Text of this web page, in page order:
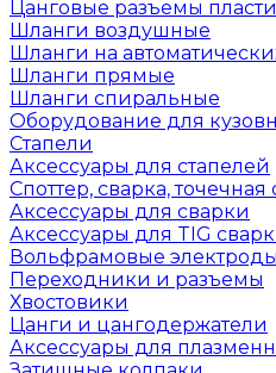
Цанговые разъемы
Шланги воздушные
Шланги на
Шланги прямые
Шланги спиральные
Оборудование для
Стапели
Аксессуары для стапелей
Споттер, сварка, точечная
Аксессуары для сварки
Аксессуары для TIG
Вольфрамовые электроды
Переходники и разъемы
Хвостовики
Цанги и цангодержатели
Аксессуары для